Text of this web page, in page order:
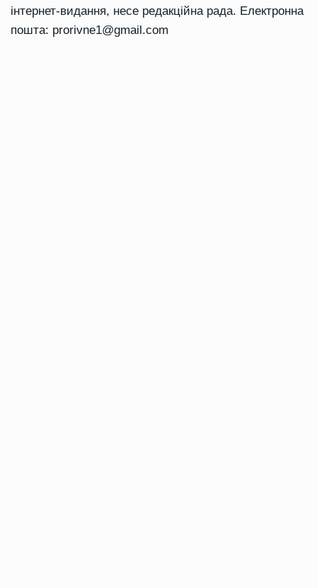
інтернет-видання, несе редакційна рада. Електронна
пошта: prorivne1@gmail.com